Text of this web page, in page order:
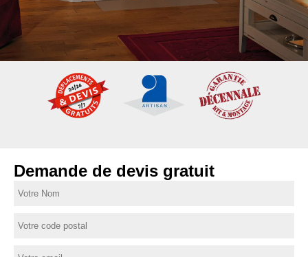
Demande de devis gratuit